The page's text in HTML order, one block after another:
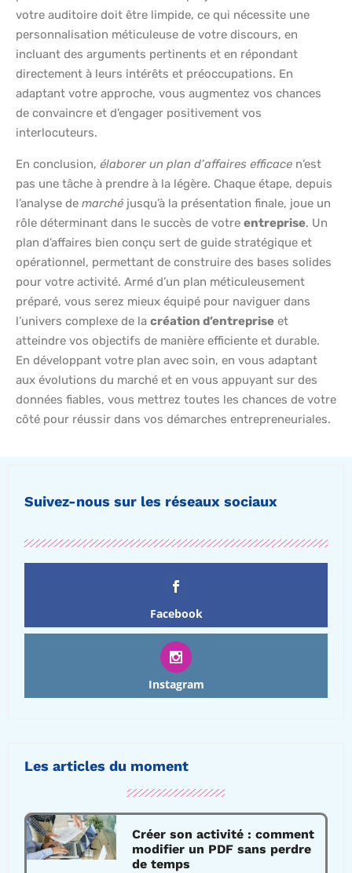
votre auditoire doit être limpide, ce qui nécessite une
personnalisation méticuleuse de votre discours, en
incluant des arguments pertinents et en répondant
directement à leurs intérêts et préoccupations. En
adaptant votre approche, vous augmentez vos chances
de convaincre et d’engager positivement vos
interlocuteurs.
En conclusion, élaborer un plan d’affaires efficace n’est
pas une tâche à prendre à la légère. Chaque étape, depuis
l’analyse de marché jusqu’à la présentation finale, joue un
rôle déterminant dans le succès de votre entreprise. Un
plan d’affaires bien conçu sert de guide stratégique et
opérationnel, permettant de construire des bases solides
pour votre activité. Armé d’un plan méticuleusement
préparé, vous serez mieux équipé pour naviguer dans
l’univers complexe de la création d’entreprise et
atteindre vos objectifs de manière efficiente et durable.
En développant votre plan avec soin, en vous adaptant
aux évolutions du marché et en vous appuyant sur des
données fiables, vous mettrez toutes les chances de votre
côté pour réussir dans vos démarches entrepreneuriales.
Suivez-nous sur les réseaux sociaux
Facebook
Instagram
Les articles du moment
Créer son activité : comment
modifier un PDF sans perdre
de temps